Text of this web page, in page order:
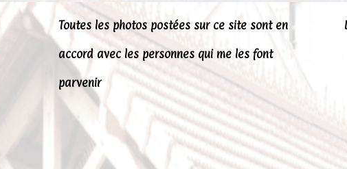
Toutes les photos postées sur ce site sont en
accord avec les personnes qui me les font
parvenir